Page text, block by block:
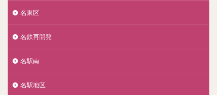
名東区
名鉄再開発
名駅南
名駅地区